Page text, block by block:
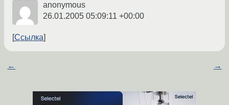
anonymous
26.01.2005 05:09:11 +00:00
Ссылка
← →